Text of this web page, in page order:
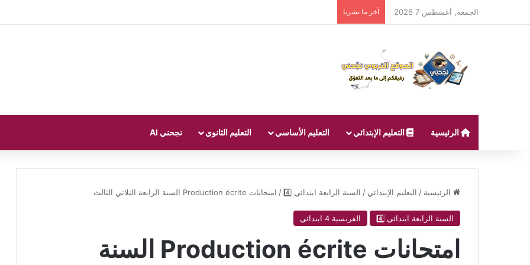
الجمعة, أغسطس 7 2026 آخر ما نشرنا
الرئيسية التعليم الإبتدائي التعليم الأساسي التعليم الثانوي نجحني AI
الرئيسية / التعليم الإبتدائي / السنة الرابعة ابتدائي 4️⃣ / امتحانات Production écrite السنة الرابعة الثلاثي الثالث
السنة الرابعة ابتدائي 4️⃣ الفرنسية 4 ابتدائي
امتحانات Production écrite السنة